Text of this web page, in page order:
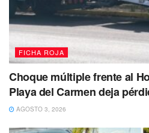
FICHA ROJA
Choque múltiple frente al
Playa del Carmen deja
AGOSTO 3, 2026